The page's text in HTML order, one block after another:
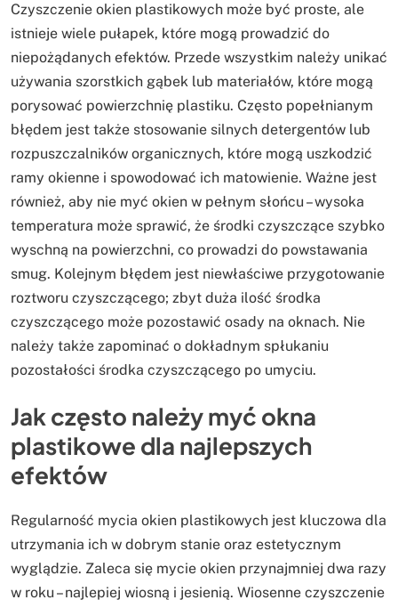
Czyszczenie okien plastikowych może być proste, ale
istnieje wiele pułapek, które mogą prowadzić do
niepożądanych efektów. Przede wszystkim należy unikać
używania szorstkich gąbek lub materiałów, które mogą
porysować powierzchnię plastiku. Często popełnianym
błędem jest także stosowanie silnych detergentów lub
rozpuszczalników organicznych, które mogą uszkodzić
ramy okienne i spowodować ich matowienie. Ważne jest
również, aby nie myć okien w pełnym słońcu – wysoka
temperatura może sprawić, że środki czyszczące szybko
wyschną na powierzchni, co prowadzi do powstawania
smug. Kolejnym błędem jest niewłaściwe przygotowanie
roztworu czyszczącego; zbyt duża ilość środka
czyszczącego może pozostawić osady na oknach. Nie
należy także zapominać o dokładnym spłukaniu
pozostałości środka czyszczącego po umyciu.
Jak często należy myć okna
plastikowe dla najlepszych
efektów
Regularność mycia okien plastikowych jest kluczowa dla
utrzymania ich w dobrym stanie oraz estetycznym
wyglądzie. Zaleca się mycie okien przynajmniej dwa razy
w roku – najlepiej wiosną i jesienią. Wiosenne czyszczenie